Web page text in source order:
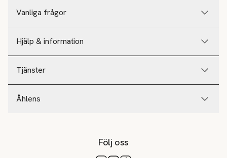
Vanliga frågor
Hjälp & information
Tjänster
Åhlens
Följ oss